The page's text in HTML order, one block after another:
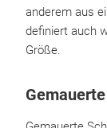
anderem aus
definiert auch
Größe.